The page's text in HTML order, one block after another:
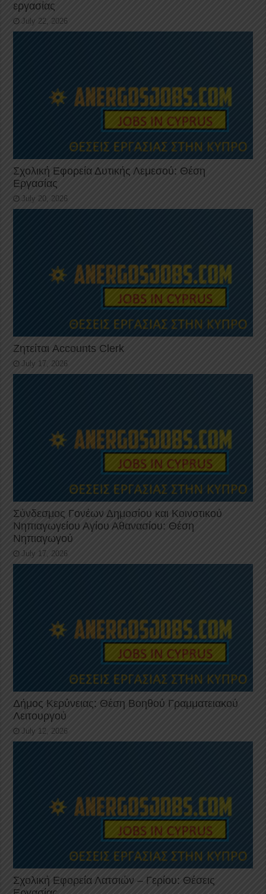
εργασίας
July 22, 2026
Σχολική Εφορεία Δυτικής Λεμεσού: Θέση
Εργασίας
July 20, 2026
Ζητείται Accounts Clerk
July 17, 2026
Σύνδεσμος Γονέων Δημοσίου και Κοινοτικού
Νηπιαγωγείου Αγίου Αθανασίου: Θέση
Νηπιαγωγού
July 17, 2026
Δήμος Κερύνειας: Θέση Βοηθού Γραμματειακού
Λειτουργού
July 12, 2026
Σχολική Εφορεία Λατσιών – Γερίου: Θέσεις